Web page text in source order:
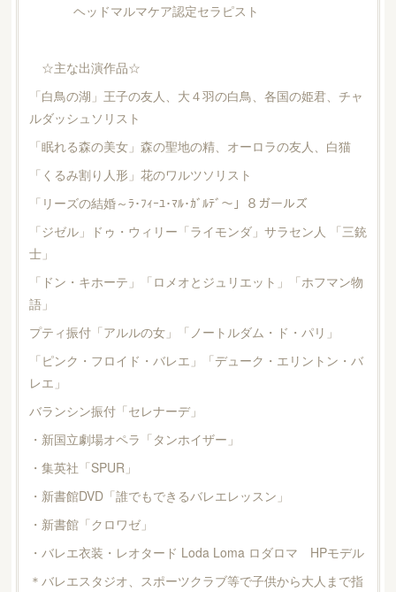
ヘッドマルマケア認定セラピスト
☆主な出演作品☆
「白鳥の湖」王子の友人、大４羽の白鳥、各国の姫君、チャ
ルダッシュソリスト
「眠れる森の美女」森の聖地の精、オーロラの友人、白猫
「くるみ割り人形」花のワルツソリスト
「リーズの結婚～ﾗ･ﾌｨｰﾕ･ﾏﾙ･ｶﾞﾙﾃﾞ～」８ガールズ
「ジゼル」ドゥ・ウィリー「ライモンダ」サラセン人 「三銃
士」
「ドン・キホーテ」「ロメオとジュリエット」「ホフマン物
語」
プティ振付「アルルの女」「ノートルダム・ド・パリ」
「ピンク・フロイド・バレエ」「デューク・エリントン・バ
レエ」
バランシン振付「セレナーデ」
・新国立劇場オペラ「タンホイザー」
・集英社「SPUR」
・新書館DVD「誰でもできるバレエレッスン」
・新書館「クロワゼ」
・バレエ衣装・レオタード Loda Loma ロダロマ HPモデル
＊バレエスタジオ、スポーツクラブ等で子供から大人まで指